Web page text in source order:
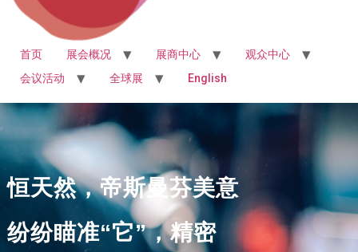
首页 展会概况 展商中心
观众中心
会议活动
全球展 English
恒天然，帝斯曼芬美意
纷纷瞄准“它”，精密